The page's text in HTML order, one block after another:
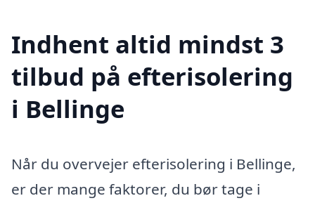
Indhent altid mindst 3
tilbud på efterisolering
i Bellinge
Når du overvejer efterisolering i Bellinge,
er der mange faktorer, du bør tage i